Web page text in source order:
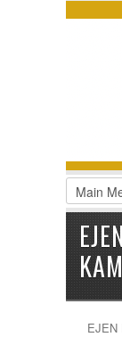
Register
EJEN